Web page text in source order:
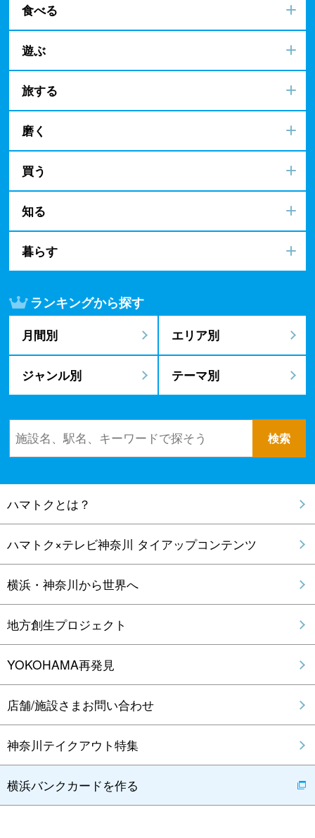
食べる
遊ぶ
旅する
磨く
買う
知る
暮らす
ランキングから探す
月間別 エリア別
ジャンル別 テーマ別
ハマトクとは？
ハマトク×テレビ神奈川 タイアップコンテンツ
横浜・神奈川から世界へ
地方創生プロジェクト
YOKOHAMA再発見
店舗/施設さまお問い合わせ
神奈川テイクアウト特集
横浜バンクカードを作る